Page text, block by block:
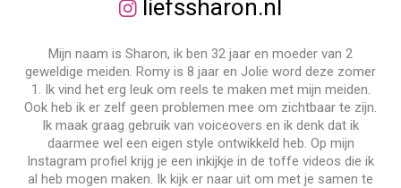
liefssharon.nl
Mijn naam is Sharon, ik ben 32 jaar en moeder van 2
geweldige meiden. Romy is 8 jaar en Jolie word deze zomer
1. Ik vind het erg leuk om reels te maken met mijn meiden.
Ook heb ik er zelf geen problemen mee om zichtbaar te zijn.
Ik maak graag gebruik van voiceovers en ik denk dat ik
daarmee wel een eigen style ontwikkeld heb. Op mijn
Instagram profiel krijg je een inkijkje in de toffe videos die ik
al heb mogen maken. Ik kijk er naar uit om met je samen te